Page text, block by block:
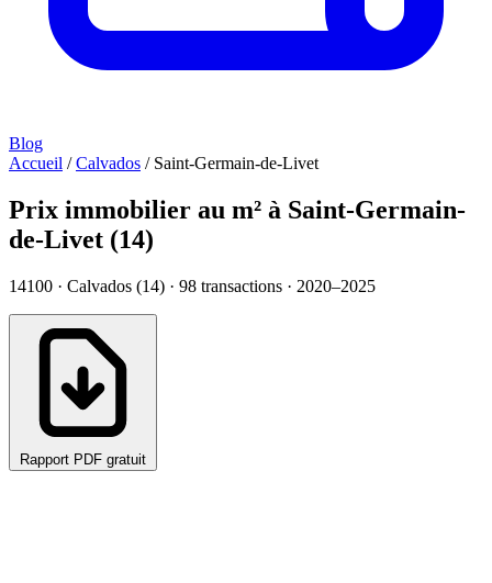
Blog
Accueil / Calvados / Saint-Germain-de-Livet
Prix immobilier au m² à Saint-Germain-
de-Livet (14)
14100 · Calvados (14) · 98 transactions · 2020–2025
Rapport PDF gratuit